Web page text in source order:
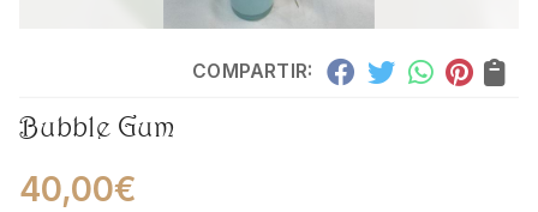
COMPARTIR:
Bubble Gum
40,00€